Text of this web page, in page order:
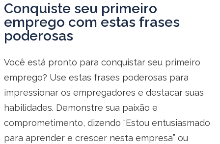
Conquiste seu primeiro
emprego com estas frases
poderosas
Você está pronto para conquistar seu primeiro
emprego? Use estas frases poderosas para
impressionar os empregadores e destacar suas
habilidades. Demonstre sua paixão e
comprometimento, dizendo “Estou entusiasmado
para aprender e crescer nesta empresa” ou